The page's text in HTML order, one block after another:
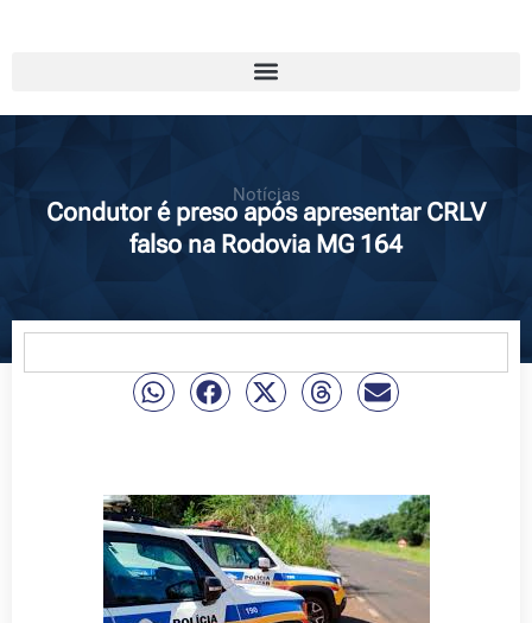
Notícias
Condutor é preso após apresentar CRLV
falso na Rodovia MG 164